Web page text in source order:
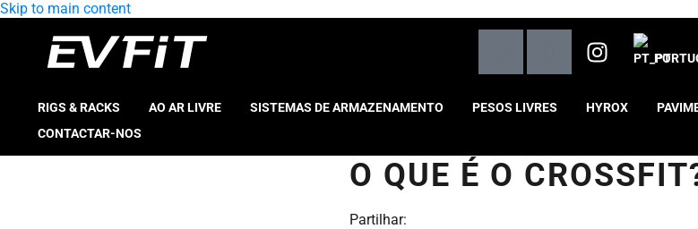
Skip to main content
RIGS & RACKS AO AR LIVRE SISTEMAS DE ARMAZENAMENTO PESOS LIVRES HYROX
CONTACTAR-NOS
O QUE É O
Partilhar: